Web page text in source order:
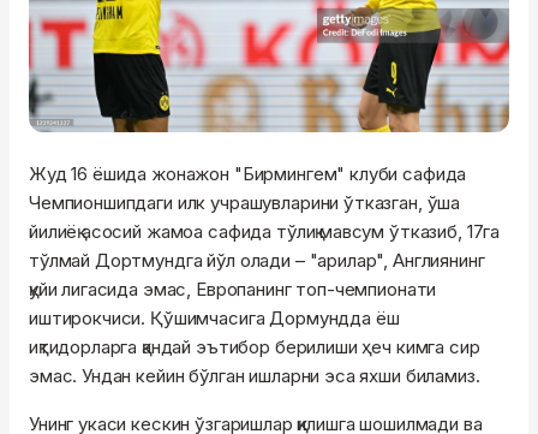
Жуд 16 ёшида жонажон "Бирмингем" клуби сафида
Чемпионшипдаги илк учрашувларини ўтказган, ўша
йилиёқ асосий жамоа сафида тўлиқ мавсум ўтказиб, 17га
тўлмай Дортмундга йўл олади – "арилар", Англиянинг
қуйи лигасида эмас, Европанинг топ-чемпионати
иштирокчиси. Қўшимчасига Дормундда ёш
иқтидорларга қандай эътибор берилиши ҳеч кимга сир
эмас. Ундан кейин бўлган ишларни эса яхши биламиз.
Унинг укаси кескин ўзгаришлар қилишга шошилмади ва